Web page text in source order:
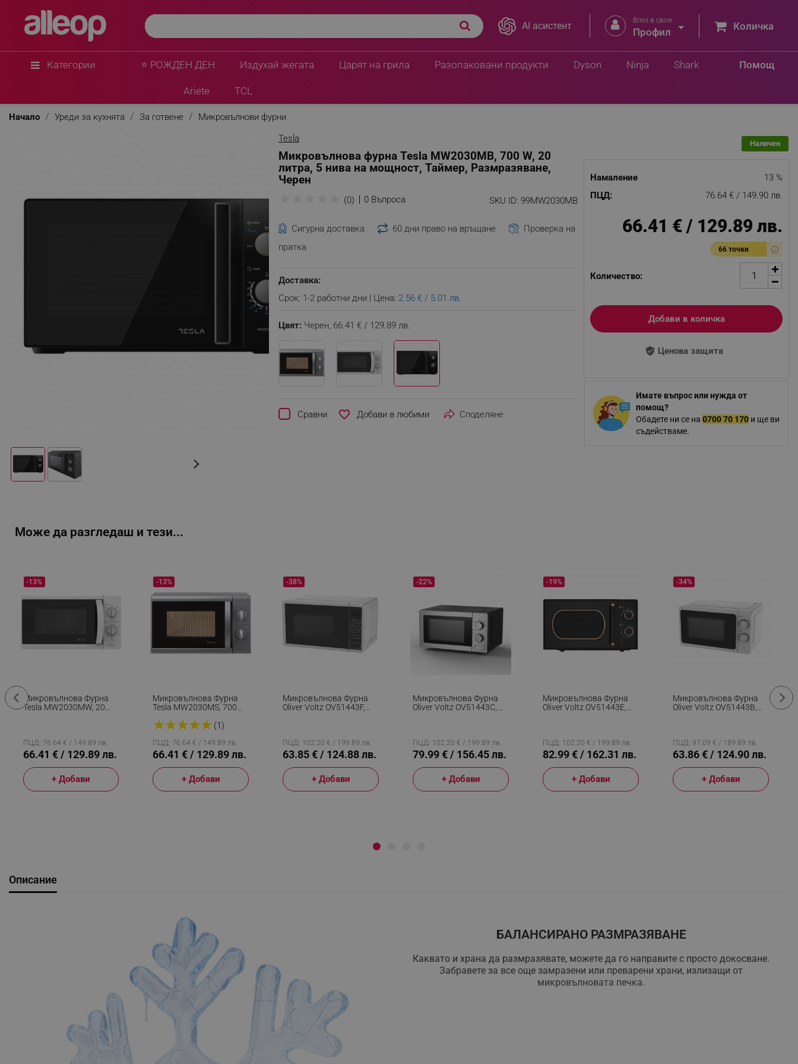
AI асистент  Влез в своя
Профил  Количка
Категории ⭐ РОЖДЕН ДЕН Издухай жегата Царят на грила Разопаковани продукти Помощ
Dyson Ninja Shark
Ariete TCL
Начало Уреди за кухнята За готвене
Микровълнови фурни
Tesla
Микровълнова фурна Tesla MW2030MB, 700 W, 20
литра, 5 нива на мощност, Таймер, Размразяване,
Черен
SKU ID: 99MW2030MB
(0) 0 Въпроса
Сигурна доставка 60 дни право на връщане
Проверка на
пратка
Доставка:
Срок: 1-2 работни дни | Цена: 2.56 € / 5.01 лв.
Цвят: Черен, 66.41 € / 129.89 лв.
Сравни favorite_border Споделяне
Наличен
Намаление
13 %
ПЦД:
76.64 € / 149.90 лв.
66.41 € / 129.89 лв.
66 точки
Количество:
Добави в количка
Ценова защита
Имате въпрос или нужда от
помощ?
Обадете ни се на 0700 70 170и ще ви
съдействаме.
Може да разгледаш и тези...
Микровълнова Фурна
Tesla MW2030MW, 20
-13%
ПЦД: 76.64 € / 149.89 лв.
66.41 € / 129.89 лв.
+ Добави
Микровълнова Фурна
Tesla MW2030MS, 700W,
Размразяване,
Загряване, Таймер,
Сребрист
★★★★★(1)
-13%
ПЦД: 76.64 € / 149.89 лв.
66.41 € / 129.89 лв.
+ Добави
Микровълнова Фурна
Oliver Voltz OV51443F,
-38%
ПЦД: 102.20 € / 199.89 лв.
63.85 € / 124.88 лв.
+ Добави
Микровълнова Фурна
Oliver Voltz OV51443C,
-22%
ПЦД: 102.20 € / 199.89 лв.
79.99 € / 156.45 лв.
+ Добави
Микровълнова Фурна
Oliver Voltz OV51443E,
-19%
ПЦД: 102.20 € / 199.89 лв.
82.99 € / 162.31 лв.
+ Добави
Микровълнова Фурна
Oliver Voltz OV51443B,
-34%
ПЦД: 97.09 € / 189.89 лв.
63.86 € / 124.90 лв.
+ Добави
Описание
БАЛАНСИРАНО РАЗМРАЗЯВАНЕ
Каквато и храна да размразявате, можете да го направите с просто докосване.
Забравете за все още замразени или преварени храни, излизащи от
микровълновата печка.
Tesla
Микровълнова фурна Tesla MW2030MB, 700 W, 20 литра, 5 нива на
мощност, Таймер, Размразяване, Черен
★★★★★(0) 0 Въпроса
ПЦД:76.64 € / 149.90 лв.
Добави в количка